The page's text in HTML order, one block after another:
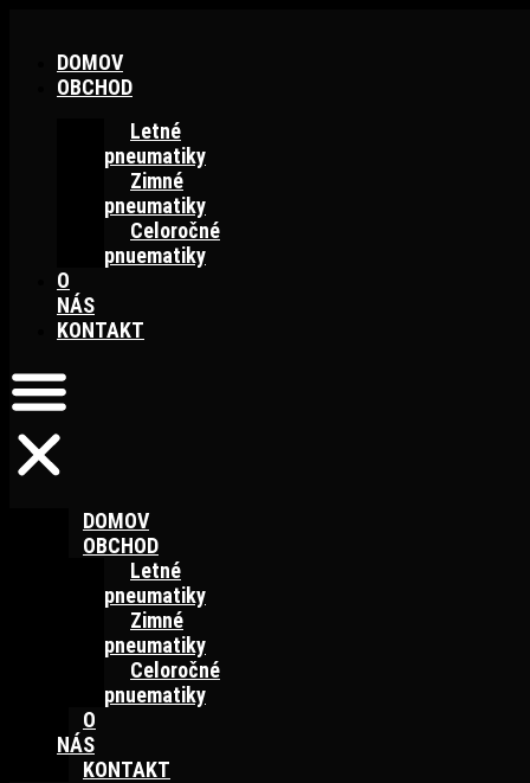
DOMOV
OBCHOD
Letné
pneumatiky
Zimné
pneumatiky
Celoročné
pnuematiky
O
NÁS
KONTAKT
DOMOV
OBCHOD
Letné
pneumatiky
Zimné
pneumatiky
Celoročné
pnuematiky
O
NÁS
KONTAKT